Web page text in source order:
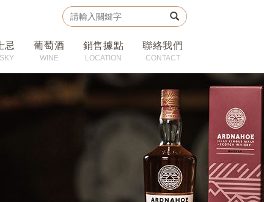
忌 葡萄酒
WINE
銷售據點
LOCATION
聯絡我們
CONTACT